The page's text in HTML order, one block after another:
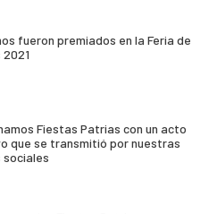
fueron premiados en la Feria de
2021
Fiestas Patrias con un acto
que se transmitió por nuestras
sociales